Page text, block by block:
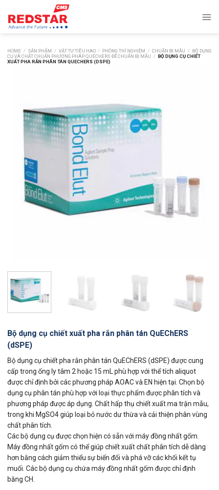
content
HOME / SẢN PHẨM / VẬT TƯ TIÊU HAO / PHÒNG THÍ NGHIỆM / CHUẨN BỊ MẪU / BỘ DỤNG
CỤ VÀ CHẤT CHUẨN PHƯƠNG PHÁP QUECHERS ĐỂ CHUẨN BỊ MẪU / BỘ DỤNG CỤ CHIẾT
XUẤT PHA RẮN PHÂN TÁN QUECHERS (DSPE)
Bộ dụng cụ chiết xuất pha rắn phân tán QuEChERS
(dSPE)
Bộ dụng cụ chiết pha rắn phân tán QuEChERS (dSPE) được cung
cấp trong ống ly tâm 2 hoặc 15 mL phù hợp với thể tích aliquot
được chỉ định bởi các phương pháp AOAC và EN hiện tại. Chọn bộ
dụng cụ phân tán phù hợp với loại thực phẩm được phân tích và
phương pháp được áp dụng. Chất hấp thụ chiết xuất ma trận mẫu,
trong khi MgSO4 giúp loại bỏ nước dư thừa và cải thiện phân vùng
chất phân tích.
Các bộ dụng cụ được chọn hiện có sẵn với máy đồng nhất gốm.
Máy đồng nhất gốm có thể giúp chiết xuất chất phân tích dễ dàng
hơn bằng cách giảm thiểu sự biến đổi và phá vỡ các khối kết tụ
muối. Các bộ dụng cụ chứa máy đồng nhất gốm được chỉ định
bằng CH.